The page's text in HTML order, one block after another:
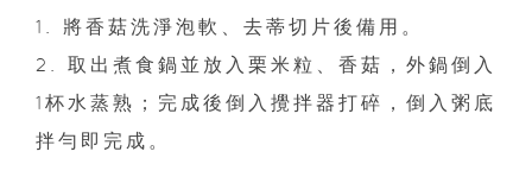
1. 將香菇洗淨泡軟、去蒂切片後備用。
2. 取出煮食鍋並放入栗米粒、香菇，外鍋倒入
1杯水蒸熟；完成後倒入攪拌器打碎，倒入粥底
拌勻即完成。